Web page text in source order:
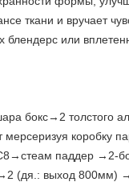
ткани и вручает
или
бокс→2 толстого
мерсеризуя коробку
паддер →2-
(дя.: выход 800мм)